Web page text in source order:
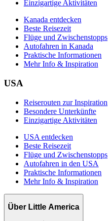
Einzigartige Aktivitäten
Kanada entdecken
Beste Reisezeit
Flüge und Zwischenstopps
Autofahren in Kanada
Praktische Informationen
Mehr Info & Inspiration
USA
Reiserouten zur Inspiration
Besondere Unterkünfte
Einzigartige Aktivitäten
USA entdecken
Beste Reisezeit
Flüge und Zwischenstopps
Autofahren in den USA
Praktische Informationen
Mehr Info & Inspiration
Über Little America